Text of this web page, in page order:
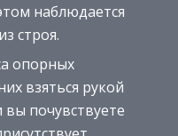
наблюдается
строя.
опорных
взяться рукой
почувствуете